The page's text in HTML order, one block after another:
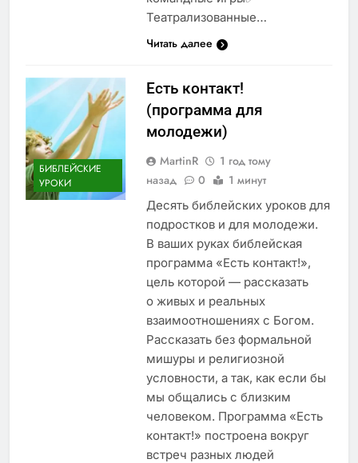
Театрализованные…
Читать далее
БИБЛЕЙСКИЕ
УРОКИ
Есть контакт!
(программа для
молодежи)
MartinR
1 год тому
назад
0 1 минут
Десять библейских уроков для
подростков и для молодежи.
В ваших руках библейская
программа «Есть контакт!»,
цель которой — рассказать
о живых и реальных
взаимоотношениях с Богом.
Рассказать без формальной
мишуры и религиозной
условности, а так, как если бы
мы общались с близким
человеком. Программа «Есть
контакт!» построена вокруг
встреч разных людей